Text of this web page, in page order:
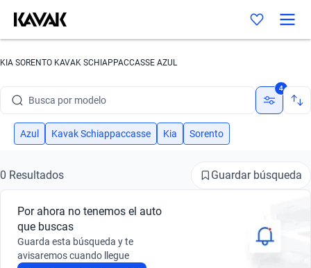
KIA SORENTO KAVAK SCHIAPPACCASSE AZUL
Busca por modelo
Busca por versión
Busca por marca
Busca por modelo
Busca por versión
4
Azul Kavak Schiappaccasse Kia Sorento
0 Resultados Guardar búsqueda
Por ahora no tenemos el auto
que buscas
Guarda esta búsqueda y te
avisaremos cuando llegue